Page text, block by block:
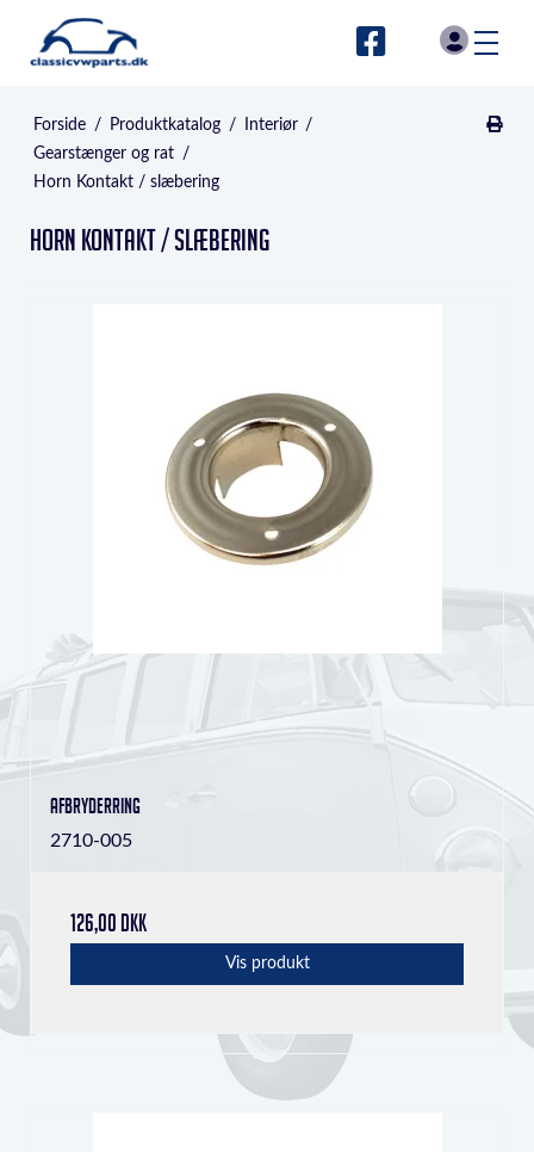
Forside / Produktkatalog / Interiør /
Gearstænger og rat /
Horn Kontakt / slæbering
Horn Kontakt / slæbering
Afbryderring
2710-005
126,00 DKK
Vis produkt